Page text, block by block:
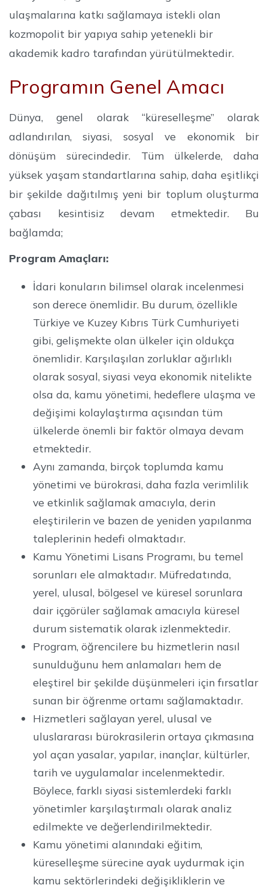
ulaşmalarına katkı sağlamaya istekli olan
kozmopolit bir yapıya sahip yetenekli bir
akademik kadro tarafından yürütülmektedir.
Programın Genel Amacı
Dünya, genel olarak “küreselleşme” olarak
adlandırılan, siyasi, sosyal ve ekonomik bir
dönüşüm sürecindedir. Tüm ülkelerde, daha
yüksek yaşam standartlarına sahip, daha eşitlikçi
bir şekilde dağıtılmış yeni bir toplum oluşturma
çabası kesintisiz devam etmektedir. Bu
bağlamda;
Program Amaçları:
İdari konuların bilimsel olarak incelenmesi
son derece önemlidir. Bu durum, özellikle
Türkiye ve Kuzey Kıbrıs Türk Cumhuriyeti
gibi, gelişmekte olan ülkeler için oldukça
önemlidir. Karşılaşılan zorluklar ağırlıklı
olarak sosyal, siyasi veya ekonomik nitelikte
olsa da, kamu yönetimi, hedeflere ulaşma ve
değişimi kolaylaştırma açısından tüm
ülkelerde önemli bir faktör olmaya devam
etmektedir.
Aynı zamanda, birçok toplumda kamu
yönetimi ve bürokrasi, daha fazla verimlilik
ve etkinlik sağlamak amacıyla, derin
eleştirilerin ve bazen de yeniden yapılanma
taleplerinin hedefi olmaktadır.
Kamu Yönetimi Lisans Programı, bu temel
sorunları ele almaktadır. Müfredatında,
yerel, ulusal, bölgesel ve küresel sorunlara
dair içgörüler sağlamak amacıyla küresel
durum sistematik olarak izlenmektedir.
Program, öğrencilere bu hizmetlerin nasıl
sunulduğunu hem anlamaları hem de
eleştirel bir şekilde düşünmeleri için fırsatlar
sunan bir öğrenme ortamı sağlamaktadır.
Hizmetleri sağlayan yerel, ulusal ve
uluslararası bürokrasilerin ortaya çıkmasına
yol açan yasalar, yapılar, inançlar, kültürler,
tarih ve uygulamalar incelenmektedir.
Böylece, farklı siyasi sistemlerdeki farklı
yönetimler karşılaştırmalı olarak analiz
edilmekte ve değerlendirilmektedir.
Kamu yönetimi alanındaki eğitim,
küreselleşme sürecine ayak uydurmak için
kamu sektörlerindeki değişikliklerin ve